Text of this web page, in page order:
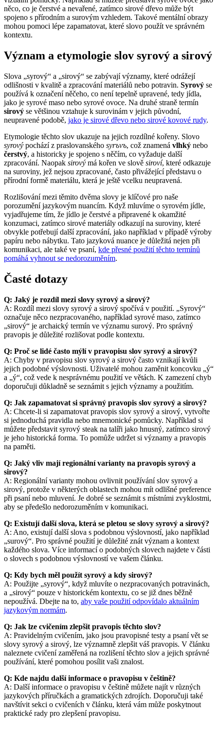
něco, co je čerstvé a nevařené, zatímco sirové dřevo může být
spojeno s přírodním a surovým vzhledem. Takové mentální obrazy
mohou pomoci lépe zapamatovat, které slovo použít ve správném
kontextu.
Význam a etymologie slov syrový a sirový
Slova „syrový“ a „sirový“ se zabývají významy, které odrážejí
odlišnosti v kvalitě a zpracování materiálů nebo potravin. Syrový se
používá k označení něčeho, co není tepelně upravené, tedy jídla,
jako je syrové maso nebo syrové ovoce. Na druhé straně termín
sirový se většinou vztahuje k surovinám v jejich původní,
neupravené podobě, jako je sirové dřevo nebo sirové kovové rudy.
Etymologie těchto slov ukazuje na jejich rozdílné kořeny. Slovo
syrový pochází z praslovanského syrъvъ, což znamená vlhký nebo
čerstvý, a historicky je spojeno s něčím, co vyžaduje další
zpracování. Naopak sirový má kořen ve slově siroví, které odkazuje
na suroviny, jež nejsou zpracované, často přivážející představu o
přírodní formě materiálu, která je ještě vcelku neupravená.
Rozlišování mezi těmito dvěma slovy je klíčové pro naše
porozumění jazykovým nuancím. Když mluvíme o syrovém jídle,
vyjadřujeme tím, že jídlo je čerstvé a připravené k okamžité
konzumaci, zatímco sirové materiály odkazují na suroviny, které
obvykle potřebují další zpracování, jako například v případě výroby
papíru nebo nábytku. Tato jazyková nuance je důležitá nejen při
komunikaci, ale také ve psaní, kde přesné použití těchto termínů
pomáhá vyhnout se nedorozuměním.
Časté dotazy
Q: Jaký je rozdíl mezi slovy syrový a sirový?
A: Rozdíl mezi slovy syrový a sirový spočívá v použití. „Syrový“
označuje něco nezpracovaného, například syrové maso, zatímco
„sirový“ je archaický termín ve významu surový. Pro správný
pravopis je důležité rozlišovat podle kontextu.
Q: Proč se lidé často mýlí v pravopisu slov syrový a sirový?
A: Chyby v pravopisu slov syrový a sirový často vznikají kvůli
jejich podobné výslovnosti. Uživatelé mohou zaměnit koncovku „ý“
a „ý“, což vede k nesprávnému použití ve větách. K zamezení chyb
doporučuji důkladně se seznámit s jejich významy a použitím.
Q: Jak zapamatovat si správný pravopis slov syrový a sirový?
A: Chcete-li si zapamatovat pravopis slov syrový a sirový, vytvořte
si jednoduchá pravidla nebo mnemonické pomůcky. Například si
můžete představit syrový steak na talíři jako hnusný, zatímco sirový
je jeho historická forma. To pomůže udržet si významy a pravopis
na paměti.
Q: Jaký vliv mají regionální varianty na pravopis syrový a
sirový?
A: Regionální varianty mohou ovlivnit používání slov syrový a
sirový, protože v některých oblastech mohou mít odlišné preference
při psaní nebo mluvení. Je dobré se seznámit s místními zvyklostmi,
aby se předešlo nedorozuměním v komunikaci.
Q: Existují další slova, která se pletou se slovy syrový a sirový?
A: Ano, existují další slova s podobnou výslovností, jako například
„surový“. Pro správné použití je důležité znát význam a kontext
každého slova. Více informací o podobných slovech najdete v části
o slovech s podobnou výslovností ve vašem článku.
Q: Kdy bych měl použít syrový a kdy sirový?
A: Použijte „syrový“, když mluvíte o nezpracovaných potravinách,
a „sirový“ pouze v historickém kontextu, co se již dnes běžně
nepoužívá. Dbejte na to, aby vaše použití odpovídalo aktuálním
jazykovým normám.
Q: Jak lze cvičením zlepšit pravopis těchto slov?
A: Pravidelným cvičením, jako jsou pravopisné testy a psaní vět se
slovy syrový a sirový, lze významně zlepšit váš pravopis. V článku
naleznete cvičení zaměřená na rozlišení těchto slov a jejich správné
používání, které pomohou posílit vaši znalost.
Q: Kde najdu další informace o pravopisu v češtině?
A: Další informace o pravopisu v češtině můžete najít v různých
jazykových příručkách a gramatických zdrojích. Doporučuji také
navštívit sekci o cvičeních v článku, která vám může poskytnout
praktické rady pro zlepšení pravopisu.